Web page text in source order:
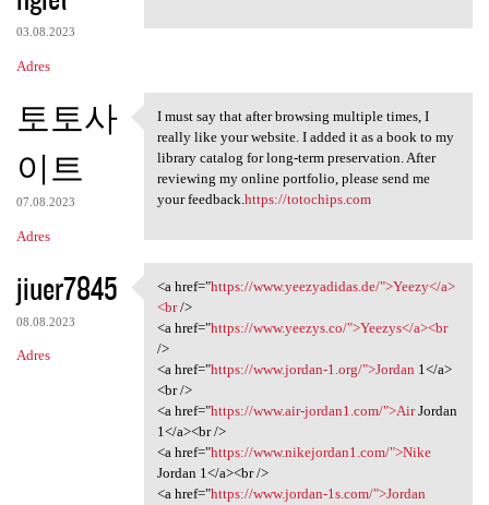
03.08.2023
Adres
토토사
이트
07.08.2023
Adres
I must say that after
I must say that after browsing multiple times, I
really like your website. I added it as a book to my
library catalog for long-term preservation. After
reviewing my online portfolio, please send me
your feedback.https://totochips.com
jiuer7845
08.08.2023
Adres
<a href="https://www
<a href="https://www.yeezyadidas.de/">Yeezy</a>
<br/>
<a href="https://www.yeezys.co/">Yeezys</a><br
/>
<a href="https://www.jordan-1.org/">Jordan 1</a>
<br />
<a href="https://www.air-jordan1.com/">AirJordan
1</a><br />
<a href="https://www.nikejordan1.com/">Nike
Jordan 1</a><br />
<a href="https://www.jordan-1s.com/">Jordan